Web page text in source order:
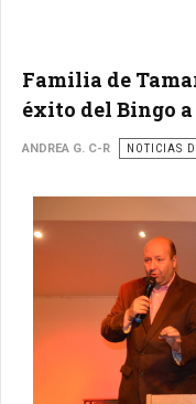
Familia de
éxito del Bingo
ANDREA G. C-R NOTICIAS